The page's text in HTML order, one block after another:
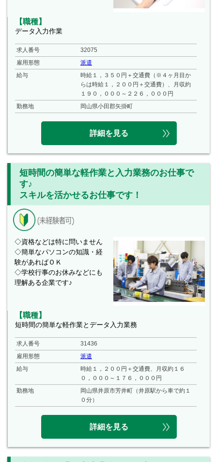
【職種】
データ入力作業
求人番号
32075
雇用形態
派遣
給与
時給１，３５０円＋交通費（※４ヶ月目か
らは時給１，２００円＋交通費）、月収約
１９０，０００～２２６，０００円
勤務地
岡山県小田郡矢掛町
詳細を見る
短時間の簡単な軽作業と入力業務のお仕事で
す♪
スキルを活かせるお仕事です！
◇資格などは特に問いません
◇簡単なパソコンの知識・経
験があればＯＫ
◇学校行事のお休みなどにも
理解ある企業です♪
【職種】
短時間の簡単な軽作業とデータ入力業務
求人番号
31436
雇用形態
派遣
給与
時給１，２００円＋交通費、月収約１６
０，０００～１７６，０００円
勤務地
岡山県井原市芳井町（井原駅から車で約１
０分）
詳細を見る